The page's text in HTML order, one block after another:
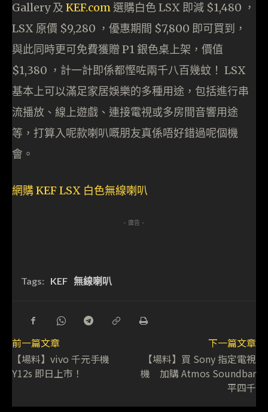
Gallery 及 KEF.com選購白色 LSX 即減 $1,480 ，
LSX 原價 $9,280 ，優惠期間 $7,800 即可買到，
與此同時更可免費獲贈 P1 銀色桌上架，價值
$1,380 ，計一計即係都慳咗兩千八百幾蚊！ LSX
基本上可以滿足家居娛樂的多種用途，包括進行串
流播放、線上遊戲、連接電視或多房間音響用途
等，打算入呢款喇叭嘅朋友真係唔好錯過呢個機
會。
網購 KEF LSX 白色無線喇叭
- 廣告 -
Tags: KEF 無線喇叭
前一篇文章
【場料】vivo 千元手機
Y12s 即日上市！
下一篇文章
【場料】買 Sony 指定電視
機 加購 Atmos Soundbar
平四千